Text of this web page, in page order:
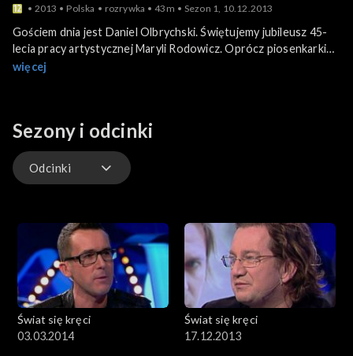
2013 Polska rozrywka 43m Sezon 1, 10.12.2013
Gościem dnia jest Daniel Olbrychski. Świętujemy jubileusz 45-
lecia pracy artystycznej Maryli Rodowicz. Oprócz piosenkarki
gośćmi programu są: Andrzej Pągowski, Maria Szabłowska,
więcej
Sezony i odcinki
Odcinki
Świat się kręci
03.03.2014
Świat się kręci
17.12.2013